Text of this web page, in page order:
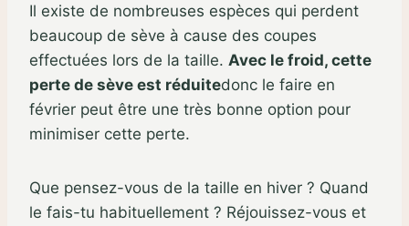
Il existe de nombreuses espèces qui perdent
beaucoup de sève à cause des coupes
effectuées lors de la taille. Avec le froid, cette
perte de sève est réduitedonc le faire en
février peut être une très bonne option pour
minimiser cette perte.
Que pensez-vous de la taille en hiver ? Quand
le fais-tu habituellement ? Réjouissez-vous et